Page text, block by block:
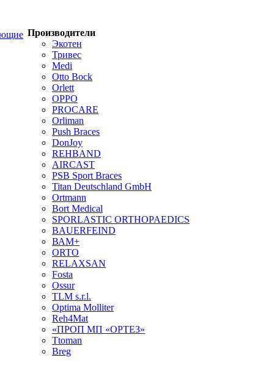
Производители
Экотен
Тривес
Medi
Otto Bock
Orlett
OPPO
PROCARE
Orliman
Push Braces
DonJoy
REHBAND
AIRCAST
PSB Sport Braces
Titan Deutschland GmbH
Ortmann
Bort Medical
SPORLASTIC ORTHOPAEDICS
BAUERFEIND
ВАМ+
ORTO
RELAXSAN
Fosta
Ossur
TLM s.r.l.
Optima Molliter
Reh4Mat
«ПРОП МП «ОРТЕЗ»
Ttoman
Breg